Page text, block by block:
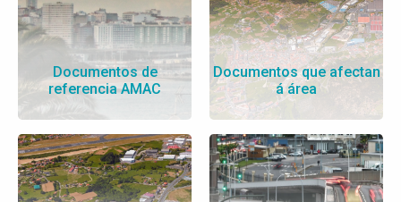
Documentos de
referencia AMAC
Documentos que afectan
á área